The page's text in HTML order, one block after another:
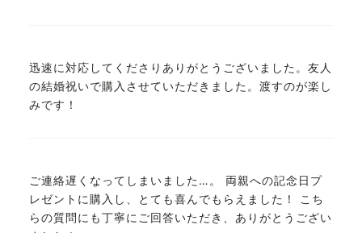
迅速に対応してくださりありがとうございました。友人
の結婚祝いで購入させていただきました。渡すのが楽し
みです！
ご連絡遅くなってしまいました…。 両親への記念日プ
レゼントに購入し、とても喜んでもらえました！ こち
らの質問にも丁寧にご回答いただき、ありがとうござい